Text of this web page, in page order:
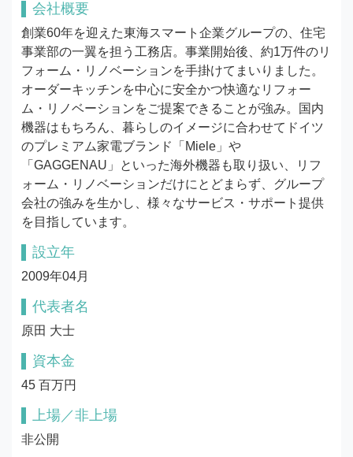
会社概要
創業60年を迎えた東海スマート企業グループの、住宅
事業部の一翼を担う工務店。事業開始後、約1万件のリ
フォーム・リノベーションを手掛けてまいりました。
オーダーキッチンを中心に安全かつ快適なリフォー
ム・リノベーションをご提案できることが強み。国内
機器はもちろん、暮らしのイメージに合わせてドイツ
のプレミアム家電ブランド「Miele」や
「GAGGENAU」といった海外機器も取り扱い、リフ
ォーム・リノベーションだけにとどまらず、グループ
会社の強みを生かし、様々なサービス・サポート提供
を目指しています。
設立年
2009年04月
代表者名
原田 大士
資本金
45 百万円
上場／非上場
非公開